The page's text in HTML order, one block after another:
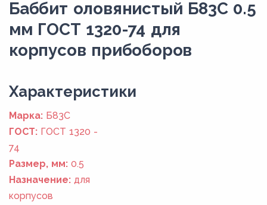
Баббит оловянистый Б83С 0.5
мм ГОСТ 1320-74 для
корпусов прибоборов
Xарактеристики
Марка: Б83С
ГОСТ: ГОСТ 1320 -
74
Размер, мм: 0.5
Назначение: для
корпусов